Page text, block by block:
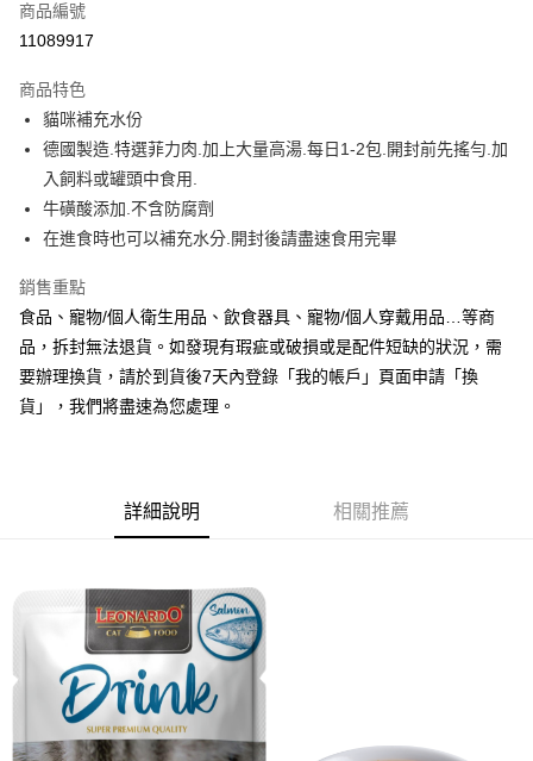
信用卡分期付款
合作金庫商業銀行
華南商業銀行
上海商業儲蓄銀行
台北富邦商業銀行
國泰世華商業銀行
臺灣中小企業銀行
匯豐（台灣）商業銀行
華泰商業銀行
聯邦商業銀行
遠東國際商業銀行
元大商業銀行
台新國際商業銀行
中國信託商業銀行
台灣樂天信用卡公司
超商取貨付款
LINE Pay
Apple Pay
街口支付
悠遊付
Google Pay
全盈+PAY
AFTEE先享後付
１．簡單：不需註冊會員、不需綁卡、不需儲值。
【「AFTEE先享後付」結帳流程】
１．於結帳方式選擇「AFTEE先享後付」後，將跳轉至「AFTEE先享後付」
結帳頁面，進行簡訊認證並確認金額後，即可完成結帳。
２．訂單成立數日內，您將收到繳費通知簡訊。
３．收到繳費通知簡訊後14天內，點擊此簡訊中的連結，可透過四大超商／
ATM／網路銀行／等多元方式進行付款，方視為交易完成。
※ 請注意：結帳手續完成當下不需立刻繳費，但若您需要取消訂單，請聯絡
全家取貨付款
每筆NT$70，滿NT$999(含以上)免運費
付款後全家取貨
每筆NT$60，滿NT$999(含以上)免運費
7-11取貨付款
商品編號
11089917
商品特色
貓咪補充水份
德國製造.特選菲力肉.加上大量高湯.每日1-2包.開封前先搖勻.加
入飼料或罐頭中食用.
牛磺酸添加.不含防腐劑
在進食時也可以補充水分.開封後請盡速食用完畢
銷售重點
食品、寵物/個人衛生用品、飲食器具、寵物/個人穿戴用品…等商
品，拆封無法退貨。如發現有瑕疵或破損或是配件短缺的狀況，需
要辦理換貨，請於到貨後7天內登錄「我的帳戶」頁面申請「換
貨」，我們將盡速為您處理。
詳細說明 相關推薦